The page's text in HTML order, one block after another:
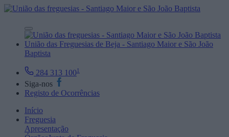
União das Freguesias de Beja - Santiago Maior e São João
Baptista
284 313 1001
Siga-nos
Registo de Ocorrências
Início
Freguesia
Apresentação